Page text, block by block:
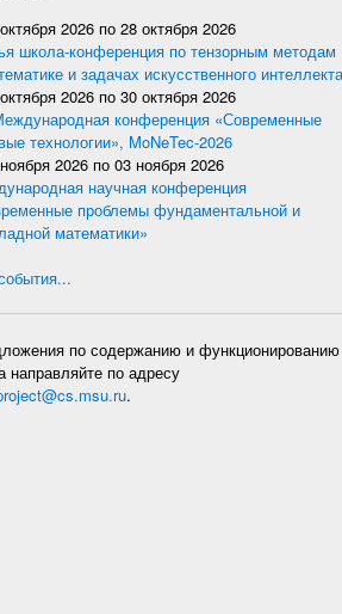
2026 по 28 октября 2026
школа-конференция по тензорным методам
и задачах искусственного интеллекта
2026 по 30 октября 2026
конференция «Современные
технологии», MoNeTec-2026
2026 по 03 ноября 2026
научная конференция
проблемы фундаментальной и
математики»
по содержанию и функционированию
направляйте по адресу
.